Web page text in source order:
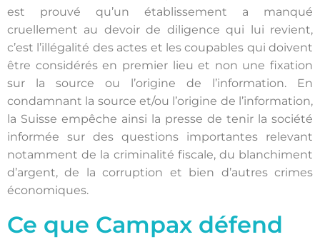
est prouvé qu’un établissement a manqué
cruellement au devoir de diligence qui lui revient,
c’est l’illégalité des actes et les coupables qui doivent
être considérés en premier lieu et non une fixation
sur la source ou l’origine de l’information. En
condamnant la source et/ou l’origine de l’information,
la Suisse empêche ainsi la presse de tenir la société
informée sur des questions importantes relevant
notamment de la criminalité fiscale, du blanchiment
d’argent, de la corruption et bien d’autres crimes
économiques.
Ce que Campax défend